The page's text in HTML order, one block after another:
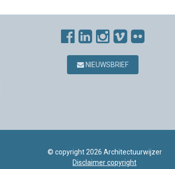
NIEUWSBRIEF
© copyright 2026 Architectuurwijzer
Disclaimer copyright